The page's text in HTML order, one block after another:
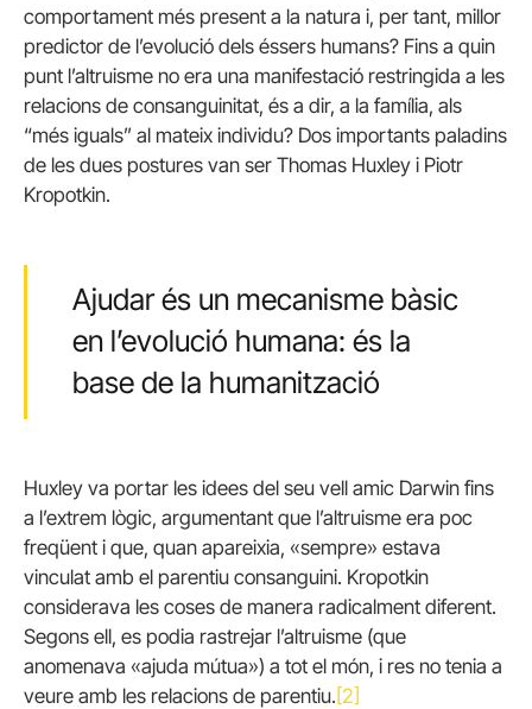
comportament més present a la natura i, per tant, millor
predictor de l’evolució dels éssers humans? Fins a quin
punt l’altruisme no era una manifestació restringida a les
relacions de consanguinitat, és a dir, a la família, als
“més iguals” al mateix individu? Dos importants paladins
de les dues postures van ser Thomas Huxley i Piotr
Kropotkin.
Ajudar és un mecanisme bàsic
en l’evolució humana: és la
base de la humanització
Huxley va portar les idees del seu vell amic Darwin fins
a l’extrem lògic, argumentant que l’altruisme era poc
freqüent i que, quan apareixia, «sempre» estava
vinculat amb el parentiu consanguini. Kropotkin
considerava les coses de manera radicalment diferent.
Segons ell, es podia rastrejar l’altruisme (que
anomenava «ajuda mútua») a tot el món, i res no tenia a
veure amb les relacions de parentiu.[2]